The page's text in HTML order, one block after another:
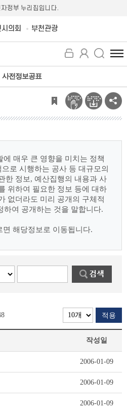
정부 누리집입니다.
의회 부천관광
전
체
뉴
보
기
사전정보공표
매우 큰 영향을 미치는 정책
로 시행하는 공사 등 대규모의
한 정보, 예산집행의 내용과 사
위하여 필요한 정보 등에 대하
없더라도 미리
공개의 구체적
하여 공개하는 것을 말합니다.
해당정보로 이동됩니다.
적용
작성일
2006-01-09
2006-01-09
2006-01-09